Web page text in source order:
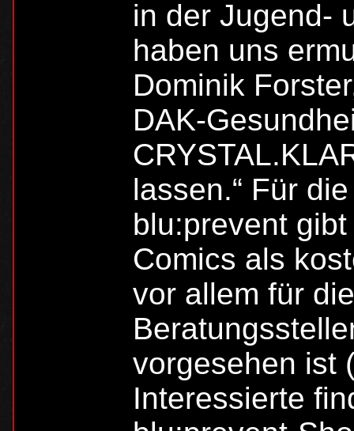
in der Jugend-
haben uns
Dominik
DAK-
lassen.“ Für
blu:prevent
Comics als
vor allem für
vorgesehen ist
Interessierte